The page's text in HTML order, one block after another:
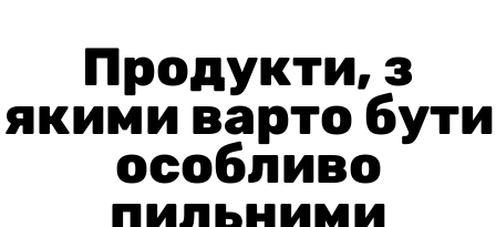
Продукти, з
якими варто бути
особливо
пильними